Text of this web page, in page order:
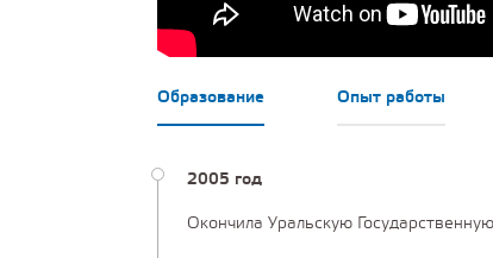
Образование Опыт работы
2005 год
Окончила Уральскую